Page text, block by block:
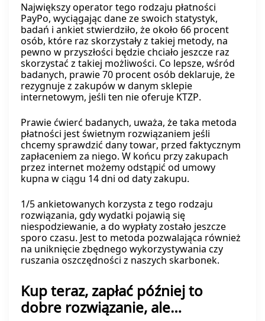
Największy operator tego rodzaju płatności
PayPo, wyciągając dane ze swoich statystyk,
badań i ankiet stwierdziło, że około 66 procent
osób, które raz skorzystały z takiej metody, na
pewno w przyszłości będzie chciało jeszcze raz
skorzystać z takiej możliwości. Co lepsze, wśród
badanych, prawie 70 procent osób deklaruje, że
rezygnuje z zakupów w danym sklepie
internetowym, jeśli ten nie oferuje KTZP.
Prawie ćwierć badanych, uważa, że taka metoda
płatności jest świetnym rozwiązaniem jeśli
chcemy sprawdzić dany towar, przed faktycznym
zapłaceniem za niego. W końcu przy zakupach
przez internet możemy odstąpić od umowy
kupna w ciągu 14 dni od daty zakupu.
1/5 ankietowanych korzysta z tego rodzaju
rozwiązania, gdy wydatki pojawią się
niespodziewanie, a do wypłaty zostało jeszcze
sporo czasu. Jest to metoda pozwalająca również
na uniknięcie zbędnego wykorzystywania czy
ruszania oszczędności z naszych skarbonek.
Kup teraz, zapłać później to
dobre rozwiązanie, ale…